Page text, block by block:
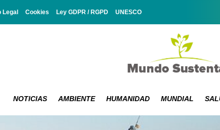
Legal Cookies Ley GDPR / RGPD UNESCO
NOTICIAS AMBIENTE HUMANIDAD MUNDIAL